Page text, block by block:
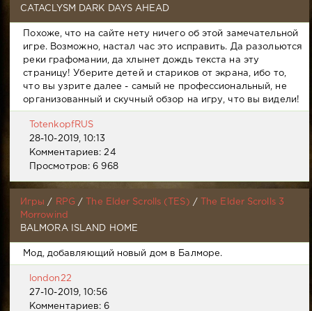
CATACLYSM DARK DAYS AHEAD
Похоже, что на сайте нету ничего об этой замечательной
игре. Возможно, настал час это исправить. Да разольются
реки графомании, да хлынет дождь текста на эту
страницу! Уберите детей и стариков от экрана, ибо то,
что вы узрите далее - самый не профессиональный, не
организованный и скучный обзор на игру, что вы видели!
TotenkopfRUS
28-10-2019, 10:13
Комментариев: 24
Просмотров: 6 968
Игры / RPG / The Elder Scrolls (TES) /
The Elder Scrolls 3
Morrowind
BALMORA ISLAND HOME
Мод, добавляющий новый дом в Балморе.
london22
27-10-2019, 10:56
Комментариев: 6